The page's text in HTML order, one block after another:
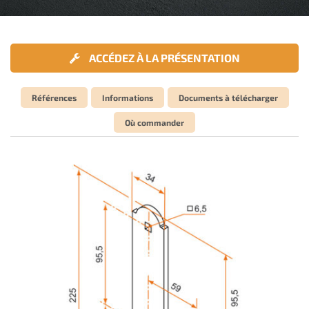
ACCÉDEZ À LA PRÉSENTATION
Références Informations Documents à télécharger
Où commander